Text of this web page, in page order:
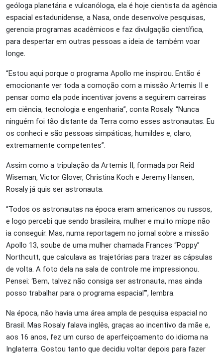
geóloga planetária e vulcanóloga, ela é hoje cientista da agência
espacial estadunidense, a Nasa, onde desenvolve pesquisas,
gerencia programas acadêmicos e faz divulgação científica,
para despertar em outras pessoas a ideia de também voar
longe.
“Estou aqui porque o programa Apollo me inspirou. Então é
emocionante ver toda a comoção com a missão Artemis II e
pensar como ela pode incentivar jovens a seguirem carreiras
em ciência, tecnologia e engenharia”, conta Rosaly. “Nunca
ninguém foi tão distante da Terra como esses astronautas. Eu
os conheci e são pessoas simpáticas, humildes e, claro,
extremamente competentes”.
Assim como a tripulação da Artemis II, formada por Reid
Wiseman, Victor Glover, Christina Koch e Jeremy Hansen,
Rosaly já quis ser astronauta.
“Todos os astronautas na época eram americanos ou russos,
e logo percebi que sendo brasileira, mulher e muito míope não
ia conseguir. Mas, numa reportagem no jornal sobre a missão
Apollo 13, soube de uma mulher chamada Frances “Poppy”
Northcutt, que calculava as trajetórias para trazer as cápsulas
de volta. A foto dela na sala de controle me impressionou.
Pensei: ‘Bem, talvez não consiga ser astronauta, mas ainda
posso trabalhar para o programa espacial’”, lembra.
Na época, não havia uma área ampla de pesquisa espacial no
Brasil. Mas Rosaly falava inglês, graças ao incentivo da mãe e,
aos 16 anos, fez um curso de aperfeiçoamento do idioma na
Inglaterra. Gostou tanto que decidiu voltar depois para fazer